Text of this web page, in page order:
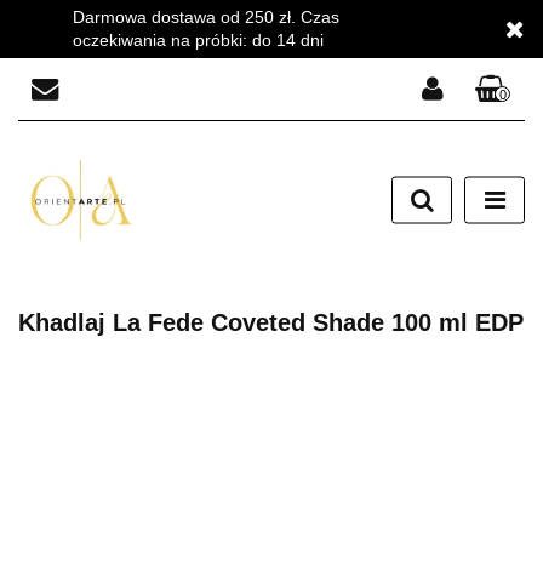
Darmowa dostawa od 250 zł. Czas
oczekiwania na próbki: do 14 dni
Zarejestruj się
Dodaj zgłoszenie
0
Khadlaj La Fede Coveted Shade 100 ml EDP